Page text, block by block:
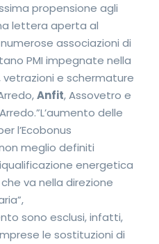
propensione agli
lettera aperta al
associazioni di
PMI impegnate nella
e schermature
Anfit, Assovetro e
delle
l’Ecobonus
meglio definiti
energetica
va nella direzione
sono esclusi, infatti,
le sostituzioni di